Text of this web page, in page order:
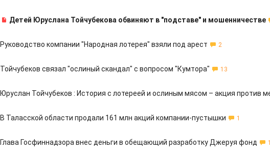
Детей Юруслана Тойчубекова обвиняют в "подставе" и мошенничестве
Руководство компании "Народная лотерея" взяли под арест 2
Тойчубеков связал "ослиный скандал" с вопросом "Кумтора" 13
Юруслан Тойчубеков : История с лотереей и ослиным мясом – акция против
В Таласской области продали 161 млн акций компании-пустышки 1
Глава Госфиннадзора внес деньги в обещающий разработку Джеруя фонд